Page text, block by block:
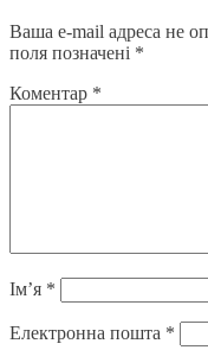
Ваша e-mail адреса не
поля позначені *
Коментар *
Ім’я *
Електронна пошта *